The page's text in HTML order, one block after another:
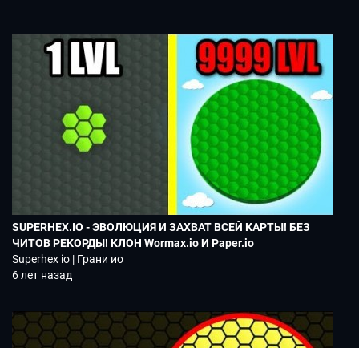
SUPERHEX.IO - ЭВОЛЮЦИЯ И ЗАХВАТ ВСЕЙ КАРТЫ! БЕЗ
ЧИТОВ РЕКОРДЫ! КЛОН Wormax.io И Paper.io
Superhex io | Грани ио
6 лет назад